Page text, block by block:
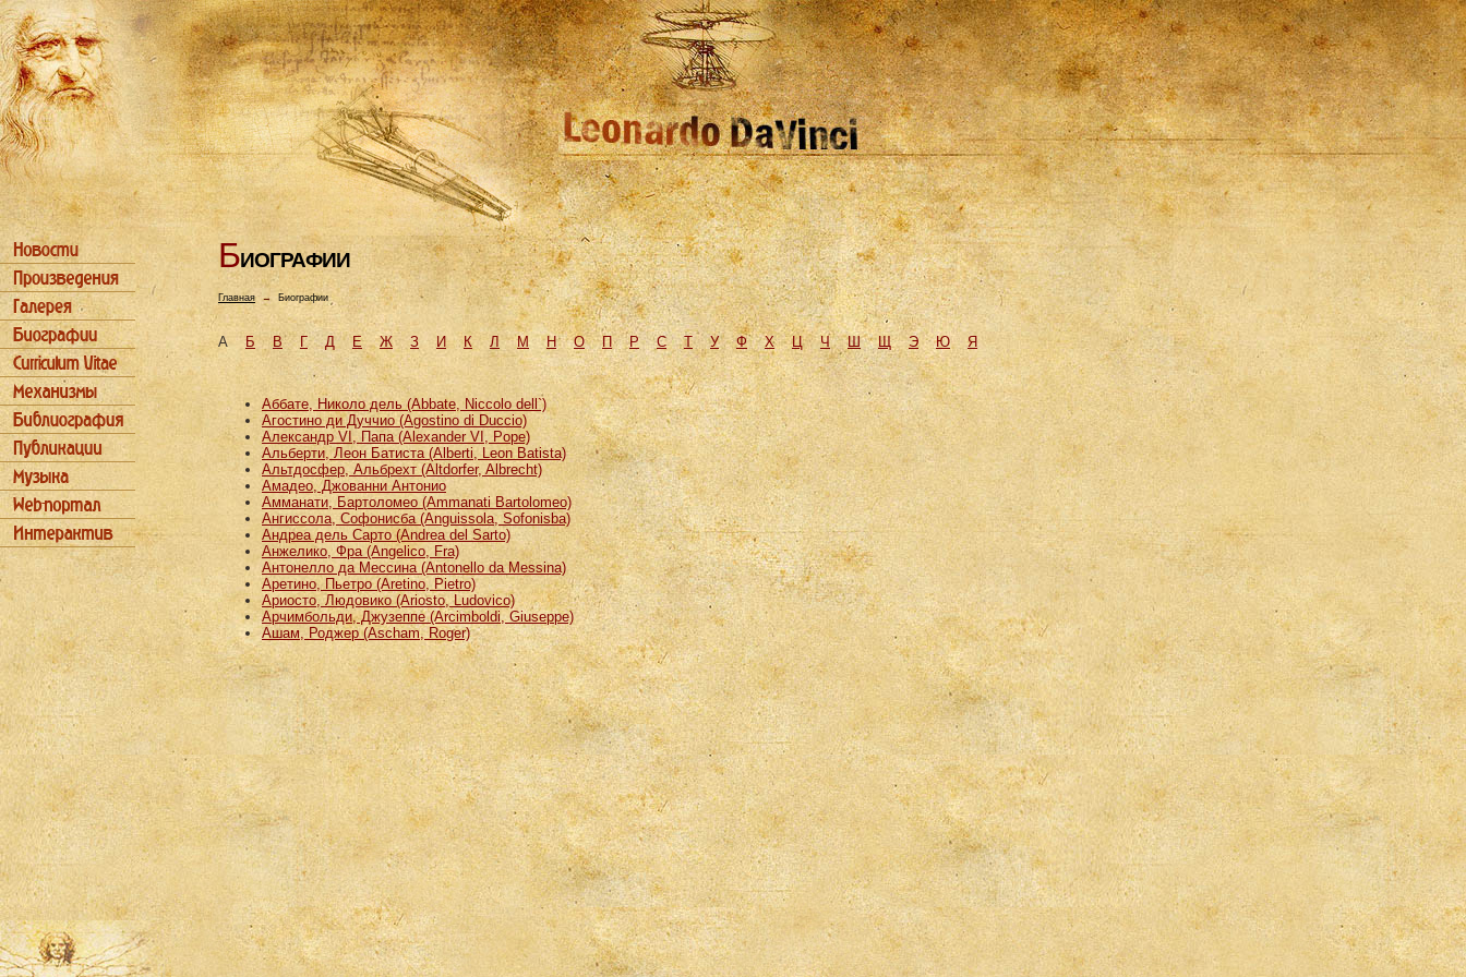
БИОГРАФИИ
Главная→ Биографии
АБ В Г Д Е Ж З И К Л М H О П Р С Т У Ф Х Ц Ч Ш Щ Э Ю Я
Аббате, Николо дель (Abbate, Niccolo dell`)
Агостино ди Дуччио (Agostino di Duccio)
Александр VI, Папа (Alexander VI, Pope)
Альберти, Леон Батиста (Alberti, Leon Batista)
Альтдосфер, Альбрехт (Altdorfer, Albrecht)
Амадео, Джованни Антонио
Амманати, Бартоломео (Ammanati Bartolomeo)
Ангиссола, Софонисба (Anguissola, Sofonisba)
Андреа дель Сарто (Andrea del Sarto)
Анжелико, Фра (Angelico, Fra)
Антонелло да Мессина (Antonello da Messina)
Аретино, Пьетро (Aretino, Pietro)
Ариосто, Людовико (Ariosto, Ludovico)
Арчимбольди, Джузеппе (Arcimboldi, Giuseppe)
Ашам, Роджер (Ascham, Roger)